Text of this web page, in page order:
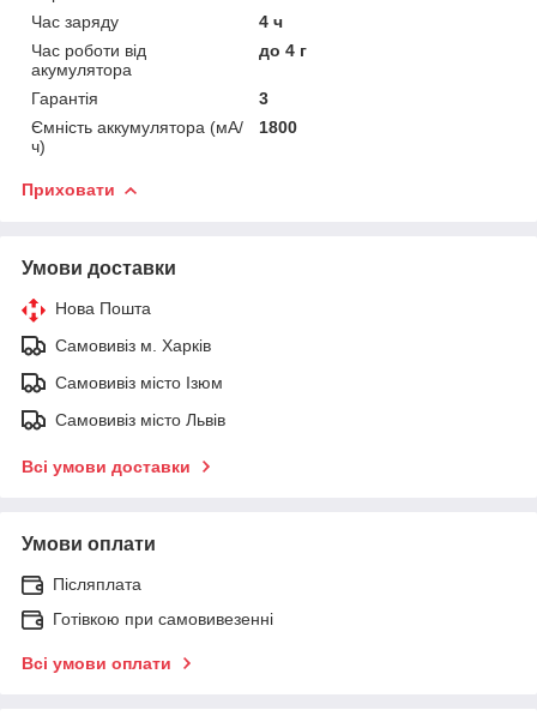
Час заряду
4 ч
Час роботи від
акумулятора
до 4 г
Гарантія
3
Ємність аккумулятора (мА/
ч)
1800
Приховати
Умови доставки
Нова Пошта
Самовивіз м. Харків
Самовивіз місто Ізюм
Самовивіз місто Львів
Всі умови доставки
Умови оплати
Післяплата
Готівкою при самовивезенні
Всі умови оплати